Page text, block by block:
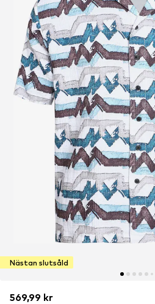
Nästan slutsåld
569,99 kr
569,99 kr
569,99 kr